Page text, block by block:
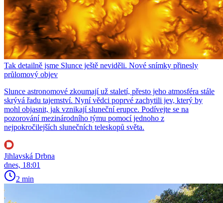
Tak detailně jsme Slunce ještě neviděli. Nové snímky přinesly
průlomový objev
Slunce astronomové zkoumají už staletí, přesto jeho atmosféra stále
skrývá řadu tajemství. Nyní vědci poprvé zachytili jev, který by
mohl objasnit, jak vznikají sluneční erupce. Podívejte se na
pozorování mezinárodního týmu pomocí jednoho z
nejpokročilejších slunečních teleskopů světa.
Jihlavská Drbna
dnes, 18:01
2 min